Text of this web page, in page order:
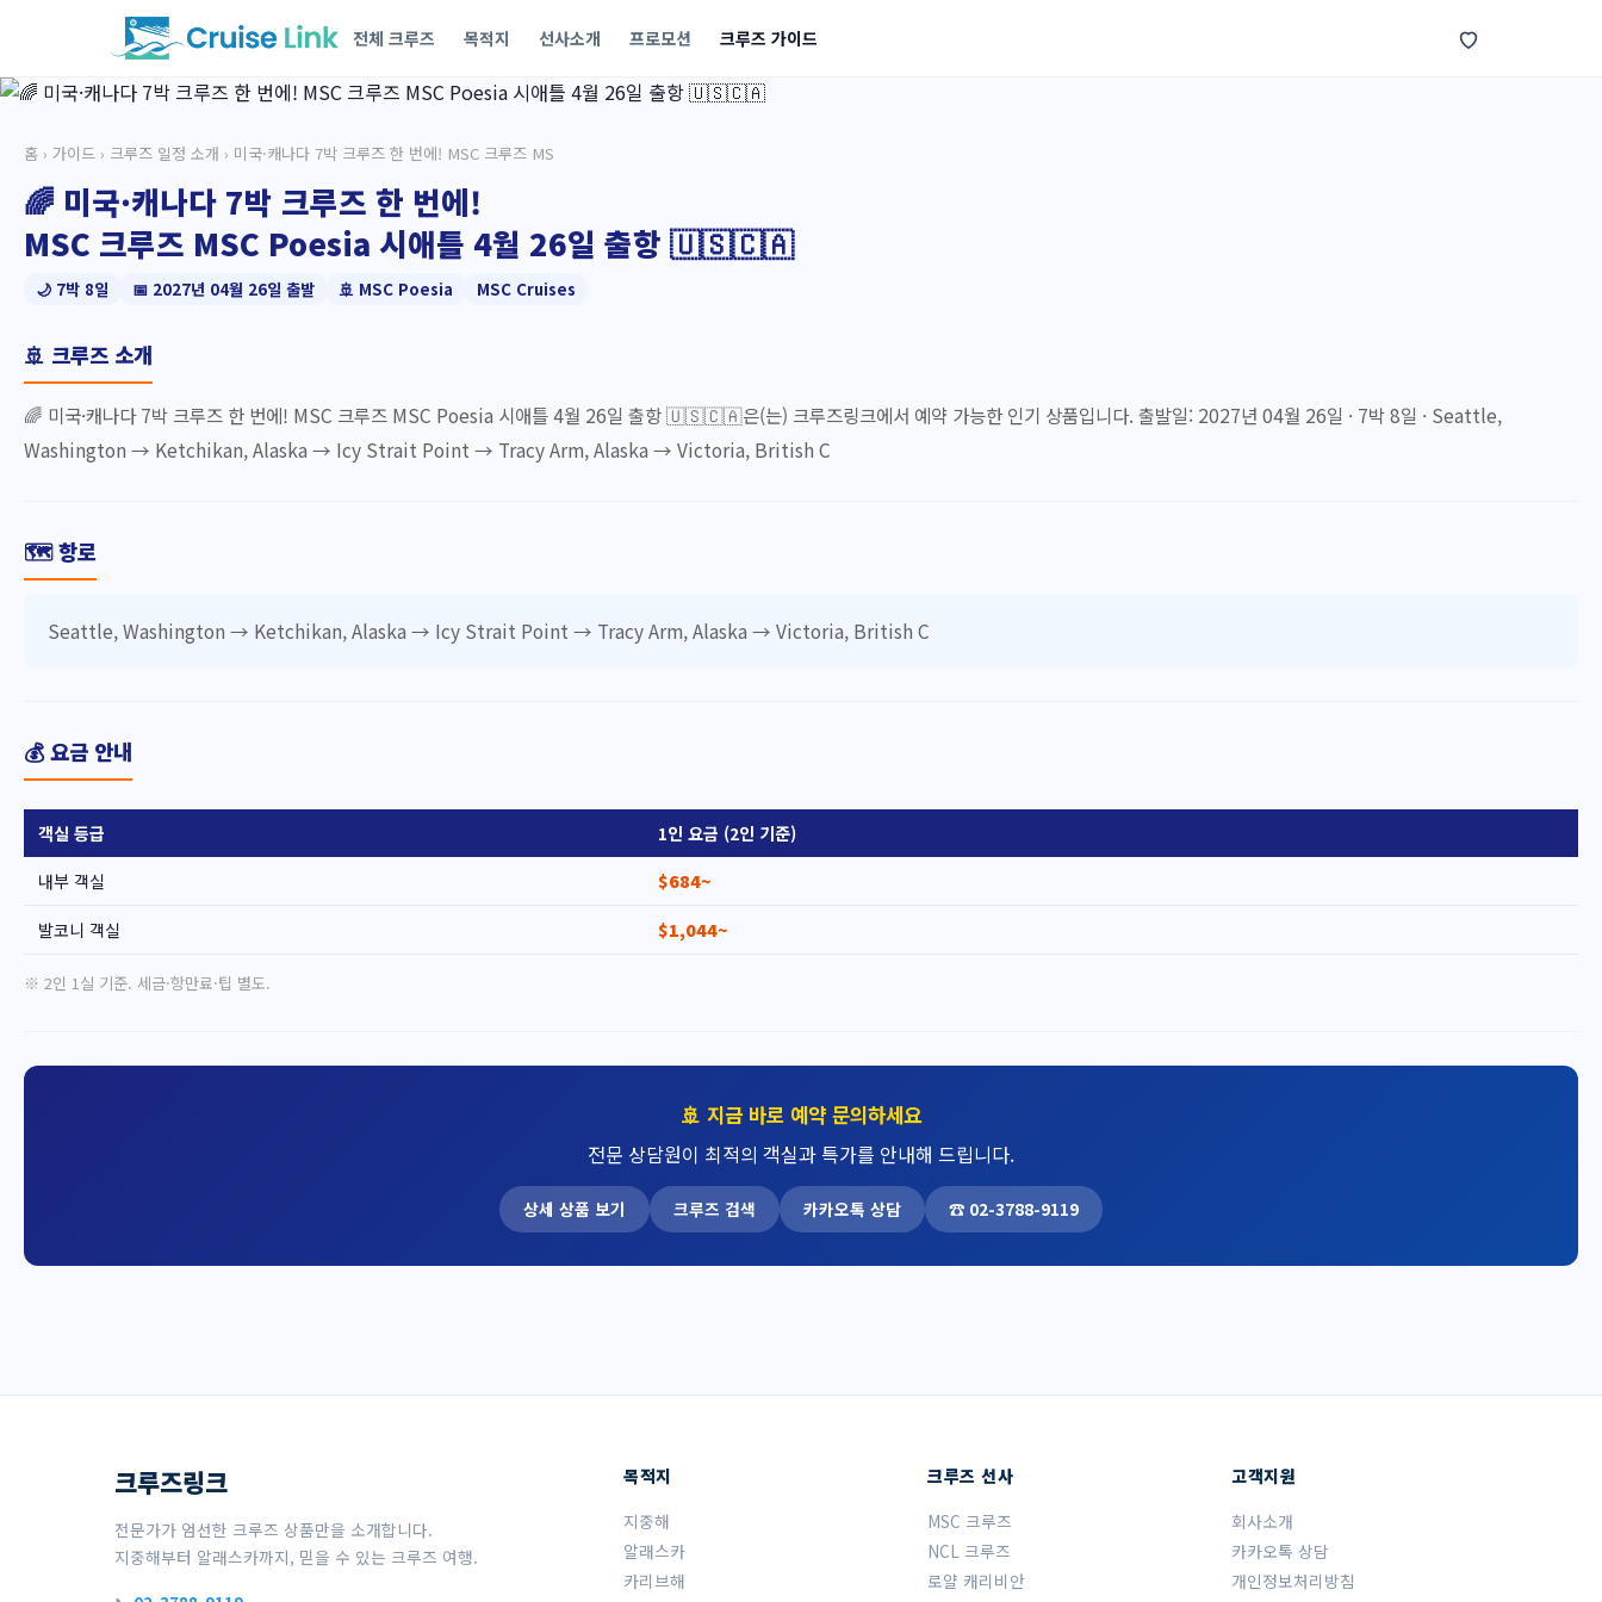
전체 크루즈 목적지 선사소개 프로모션 크루즈 가이드
홈 › 가이드 › 크루즈 일정 소개 › 미국·캐나다 7박 크루즈 한 번에! MSC 크루즈 MS
🌈 미국·캐나다 7박 크루즈 한 번에!
MSC 크루즈 MSC Poesia 시애틀 4월 26일 출항 🇺🇸🇨🇦
🌙 7박 8일 📅 2027년 04월 26일 출발 🚢 MSC Poesia MSC Cruises
🚢 크루즈 소개
🌈 미국·캐나다 7박 크루즈 한 번에! MSC 크루즈 MSC Poesia 시애틀 4월 26일 출항 🇺🇸🇨🇦은(는) 크루즈링크에서 예약 가능한 인기 상품입니다. 출발일: 2027년 04월 26일 · 7박 8일 · Seattle,
Washington → Ketchikan, Alaska → Icy Strait Point → Tracy Arm, Alaska → Victoria, British C
🗺️ 항로
Seattle, Washington → Ketchikan, Alaska → Icy Strait Point → Tracy Arm, Alaska → Victoria, British C
💰 요금 안내
객실 등급
1인 요금 (2인 기준)
내부 객실
$684~
발코니 객실 $1,044~
※ 2인 1실 기준. 세금·항만료·팁 별도.
🚢 지금 바로 예약 문의하세요
전문 상담원이 최적의 객실과 특가를 안내해 드립니다.
상세 상품 보기 크루즈 검색 카카오톡 상담 ☎ 02-3788-9119
크루즈링크
전문가가 엄선한 크루즈 상품만을 소개합니다.
지중해부터 알래스카까지, 믿을 수 있는 크루즈 여행.
목적지
지중해
알래스카
카리브해
크루즈 선사
MSC 크루즈
NCL 크루즈
로얄 캐리비안
고객지원
회사소개
카카오톡 상담
개인정보처리방침